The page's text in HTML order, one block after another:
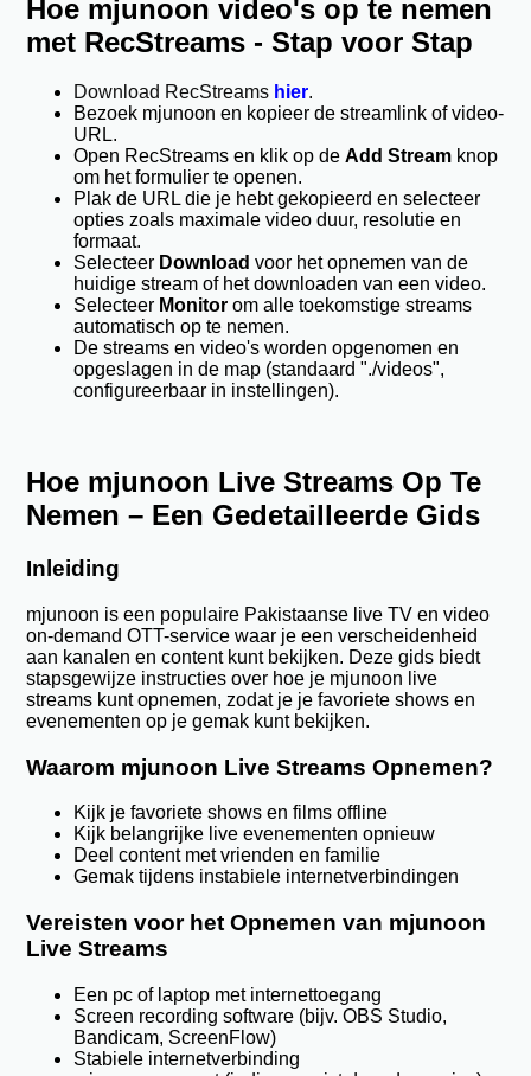
Hoe mjunoon video's op te nemen
met RecStreams - Stap voor Stap
Download RecStreams hier.
Bezoek mjunoon en kopieer de streamlink of video-
URL.
Open RecStreams en klik op deAdd Stream knop
om het formulier te openen.
Plak de URL die je hebt gekopieerd en selecteer
opties zoals maximale video duur, resolutie en
formaat.
Selecteer Download voor het opnemen van de
huidige stream of het downloaden van een video.
Selecteer Monitor om alle toekomstige streams
automatisch op te nemen.
De streams en video's worden opgenomen en
opgeslagen in de map (standaard "./videos",
configureerbaar in instellingen).
Hoe mjunoon Live Streams Op Te
Nemen – Een Gedetailleerde Gids
Inleiding
mjunoon is een populaire Pakistaanse live TV en video
on-demand OTT-service waar je een verscheidenheid
aan kanalen en content kunt bekijken. Deze gids biedt
stapsgewijze instructies over hoe je mjunoon live
streams kunt opnemen, zodat je je favoriete shows en
evenementen op je gemak kunt bekijken.
Waarom mjunoon Live Streams Opnemen?
Kijk je favoriete shows en films offline
Kijk belangrijke live evenementen opnieuw
Deel content met vrienden en familie
Gemak tijdens instabiele internetverbindingen
Vereisten voor het Opnemen van mjunoon
Live Streams
Een pc of laptop met internettoegang
Screen recording software (bijv. OBS Studio,
Bandicam, ScreenFlow)
Stabiele internetverbinding